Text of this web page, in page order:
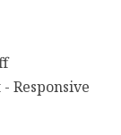
- Responsive